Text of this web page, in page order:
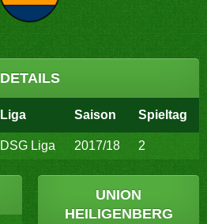
DETAILS
Liga Saison Spieltag
DSG Liga 2017/18 2
UNION
HEILIGENBERG